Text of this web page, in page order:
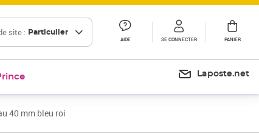
site : Particulier
AIDE SE CONNECTER PANIER
Laposte.net
40 mm bleu roi